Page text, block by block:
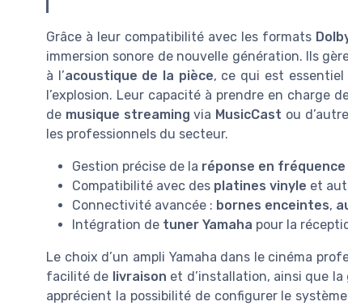
Grâce à leur compatibilité avec les formats
immersion sonore de nouvelle génération. Ils
à l’acoustique de la pièce, ce qui est
l’explosion. Leur capacité à prendre en charge
de musique streaming via MusicCast ou
les professionnels du secteur.
Gestion précise de la réponse en fréquence
Compatibilité avec des platines vinyle et
Connectivité avancée : bornes enceintes,
Intégration de tuner Yamaha pour la
Le choix d’un ampli Yamaha dans le cinéma
facilité de livraison et d’installation, ainsi que la
apprécient la possibilité de configurer le